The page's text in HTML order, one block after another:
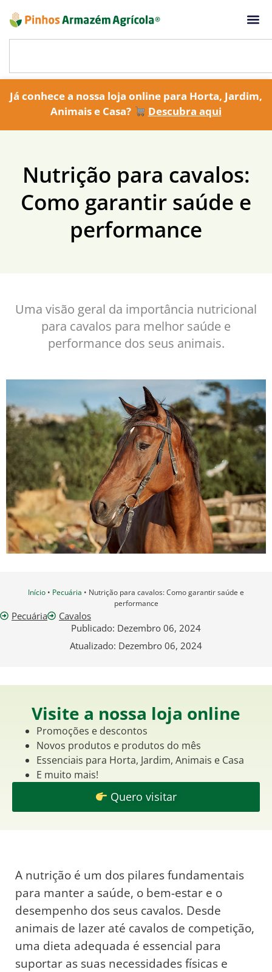
Já conhece a nossa loja online para Horta, Jardim,
Animais e Casa?
Descubra aqui
Nutrição para cavalos:
Como garantir saúde e
performance
Uma visão geral da importância nutricional
para cavalos para melhor saúde e
performance dos seus animais.
Início • Pecuária • Nutrição para cavalos: Como garantir saúde e
performance
Pecuária
Cavalos
Publicado: Dezembro 06, 2024
Atualizado: Dezembro 06, 2024
Visite a nossa loja online
Promoções e descontos
Novos produtos e produtos do mês
Essenciais para Horta, Jardim, Animais e Casa
E muito mais!
Quero visitar
A nutrição é um dos pilares fundamentais
para manter a saúde, o bem-estar e o
desempenho dos seus cavalos. Desde
animais de lazer até cavalos de competição,
uma dieta adequada é essencial para
suportar as suas necessidades físicas e